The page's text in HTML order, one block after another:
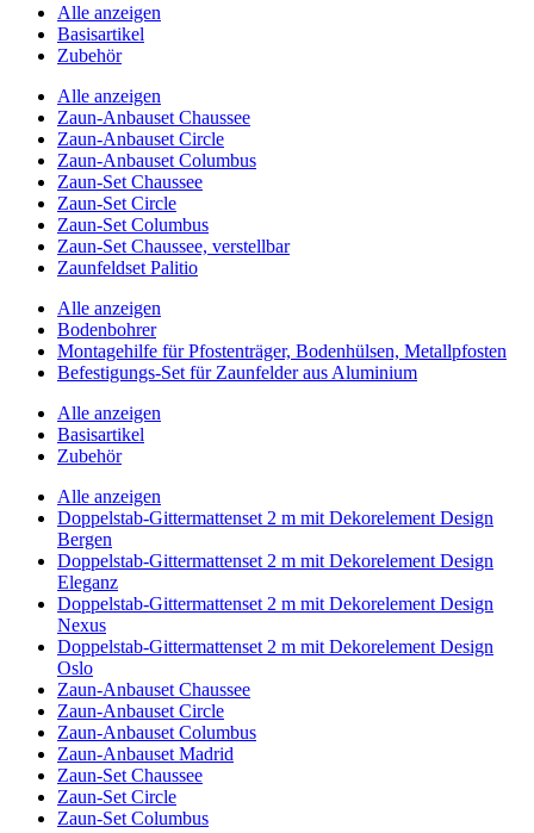
Alle anzeigen
Basisartikel
Zubehör
Alle anzeigen
Zaun-Anbauset Chaussee
Zaun-Anbauset Circle
Zaun-Anbauset Columbus
Zaun-Set Chaussee
Zaun-Set Circle
Zaun-Set Columbus
Zaun-Set Chaussee, verstellbar
Zaunfeldset Palitio
Alle anzeigen
Bodenbohrer
Montagehilfe für Pfostenträger, Bodenhülsen, Metallpfosten
Befestigungs-Set für Zaunfelder aus Aluminium
Alle anzeigen
Basisartikel
Zubehör
Alle anzeigen
Doppelstab-Gittermattenset 2 m mit Dekorelement Design
Bergen
Doppelstab-Gittermattenset 2 m mit Dekorelement Design
Eleganz
Doppelstab-Gittermattenset 2 m mit Dekorelement Design
Nexus
Doppelstab-Gittermattenset 2 m mit Dekorelement Design
Oslo
Zaun-Anbauset Chaussee
Zaun-Anbauset Circle
Zaun-Anbauset Columbus
Zaun-Anbauset Madrid
Zaun-Set Chaussee
Zaun-Set Circle
Zaun-Set Columbus